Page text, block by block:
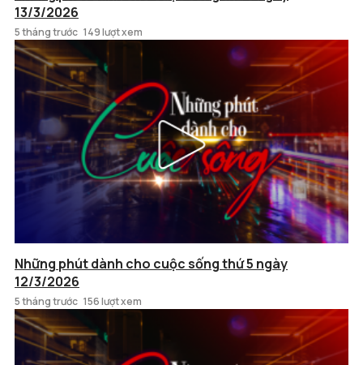
13/3/2026
5 tháng trước 149 lượt xem
Những phút dành cho cuộc sống thứ 5 ngày
12/3/2026
5 tháng trước 156 lượt xem